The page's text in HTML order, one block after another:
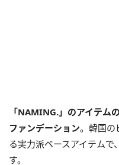
「NAMING.」のアイテム
ファンデーション。韓国の
る実力派ベースアイテムで
す。